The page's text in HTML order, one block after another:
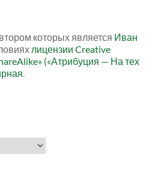
которых является Иван
лицензии Creative
(«Атрибуция — На тех
.